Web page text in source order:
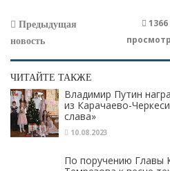
Предыдущая
новость
1366
ЧИТАЙТЕ ТАКЖЕ
Владимир Путин
из Карачаево-
слава»
10.08.2023
По поручению Главы